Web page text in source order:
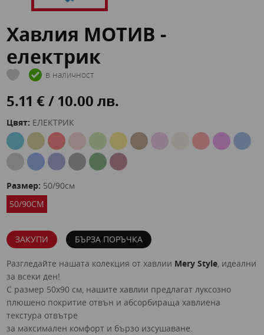
Хавлия МОТИВ -
електрик
в наличност
5.11 € / 10.00 лв.
Цвят: ЕЛЕКТРИК
Размер: 50/90см
50/90СМ
ЗАКУПИ БЪРЗА ПОРЪЧКА
Разгледайте нашата колекция от хавлии Mery Style, идеални
за всеки ден!
С размер 50x90 см, нашите хавлии предлагат луксозно
плюшено покритие отвън и абсорбираща хавлиена
текстура отвътре
за максимален комфорт и бързо изсушаване.